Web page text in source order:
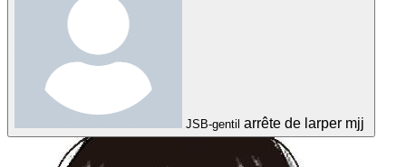
JSB-gentil arrête de larper mjj